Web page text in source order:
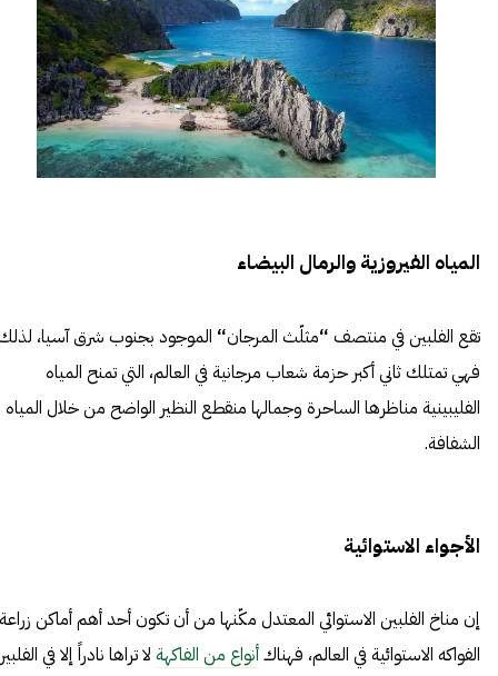
المياه الفيروزية والرمال البيضاء
تقع الفلبين في منتصف “مثلّث المرجان“ الموجود بجنوب شرق آسيا،
فهي تمتلك ثاني أكبر حزمة شعاب مرجانية في العالم، التي تمنح المياه
الفليبينية مناظرها الساحرة وجمالها منقطع النظير الواضح من خلال المياه
الشفافة.
الأجواء الاستوائية
إن مناخ الفلبين الاستوائي المعتدل مكّنها من أن تكون أحد أهم أماكن زراعة
الفواكه الاستوائية في العالم، فهناكأنواع من الفاكهة لا تراها نادراً إلا في